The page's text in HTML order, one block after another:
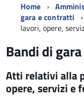
Home
gara e contratti
lavori, opere,
Bandi di
Atti relativi alla
opere, servizi e